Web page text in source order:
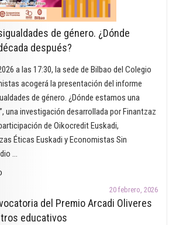
la
modalidad
de
educación
reconoce
un
proyecto
utiliza
cómic
finanzas
éticas
de género. ¿Dónde
después?
a las 17:30, la sede de Bilbao del Colegio
acogerá la presentación del informe
de género. ¿Dónde estamos una
una investigación desarrollada por Finantzaz
de Oikocredit Euskadi,
Éticas Euskadi y Economistas Sin
…
desigualdades
de
20 febrero, 2026
del Premio Arcadi Oliveres
educativos